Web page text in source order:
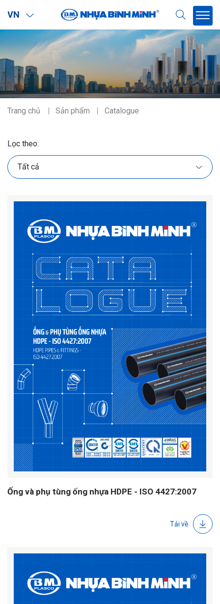
VN
Trang chủ Sản phẩm Catalogue
Lọc theo:
Ống và phụ tùng ống nhựa HDPE - ISO 4427:2007
Tải về